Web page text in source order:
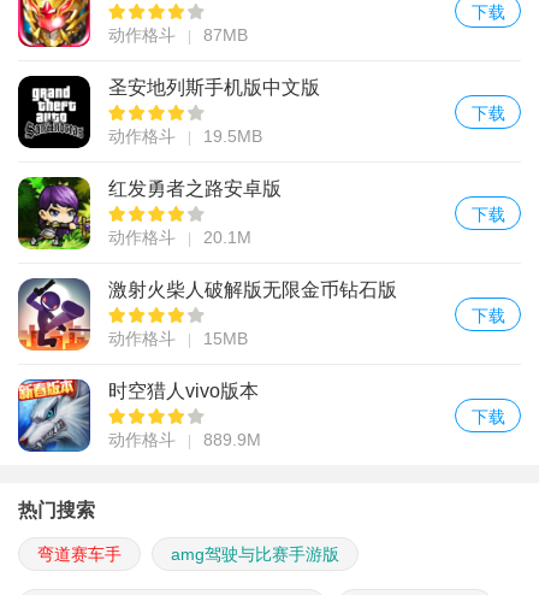
动作格斗 87MB
下载
圣安地列斯手机版中文版
动作格斗 19.5MB
下载
红发勇者之路安卓版
动作格斗 20.1M
下载
激射火柴人破解版无限金币钻石版
动作格斗 15MB
下载
时空猎人vivo版本
动作格斗 889.9M
下载
热门搜索
弯道赛车手 amg驾驶与比赛手游版